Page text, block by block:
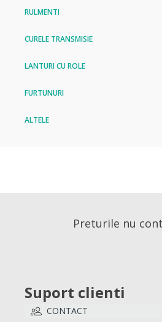
RULMENTI
CURELE TRANSMISIE
LANTURI CU ROLE
FURTUNURI
ALTELE
Preturile nu
Suport clienti
CONTACT